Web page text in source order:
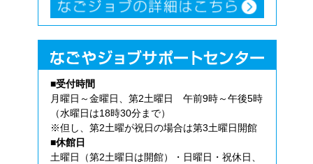
■受付時間
月曜日～金曜日、第2土曜日 午前9時～午後5時
（水曜日は18時30分まで）
※但し、第2土曜が祝日の場合は第3土曜日開館
■休館日
土曜日（第2土曜日は開館）・日曜日・祝休日、